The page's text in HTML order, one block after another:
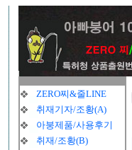
ZERO찌&줄LINE
취재기자/조황(A)
아붕제품/사용후기
취재/조황(B)